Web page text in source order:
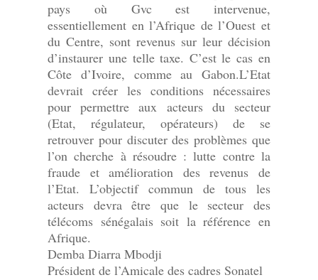
pays où Gvc est intervenue,
essentiellement en l’Afrique de l’Ouest et
du Centre, sont revenus sur leur décision
d’instaurer une telle taxe. C’est le cas en
Côte d’Ivoire, comme au Gabon.L’Etat
devrait créer les conditions nécessaires
pour permettre aux acteurs du secteur
(Etat, régulateur, opérateurs) de se
retrouver pour discuter des problèmes que
l’on cherche à résoudre : lutte contre la
fraude et amélioration des revenus de
l’Etat. L’objectif commun de tous les
acteurs devra être que le secteur des
télécoms sénégalais soit la référence en
Afrique.
Demba Diarra Mbodji
Président de l’Amicale des cadres Sonatel